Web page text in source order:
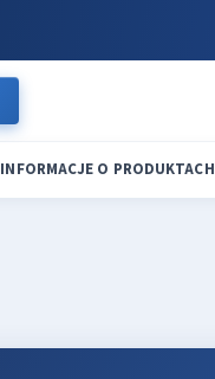
INFORMACJE O PRODUKTACH